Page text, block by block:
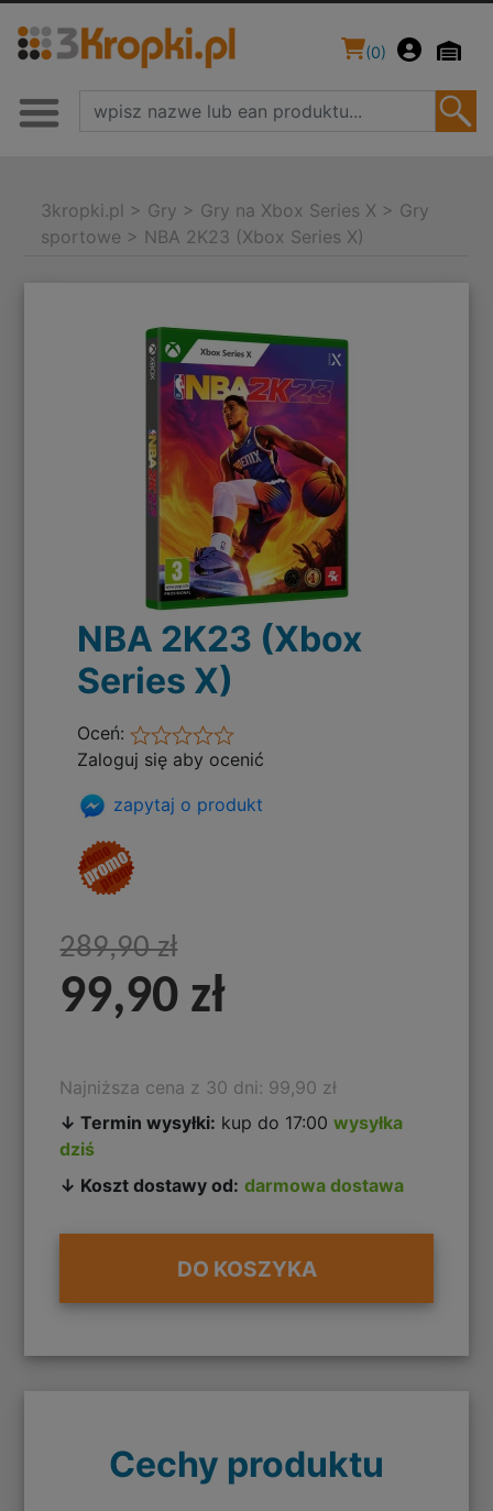
(0)
3kropki.pl > Gry > Gry na Xbox Series X > Gry
sportowe > NBA 2K23 (Xbox Series X)
NBA 2K23 (Xbox
Series X)
Oceń:
Zaloguj się aby ocenić
zapytaj o produkt
289,90 zł
99,90 zł
Najniższa cena z 30 dni: 99,90 zł
↓ Termin wysyłki: kup do 17:00wysyłka
dziś
↓ Koszt dostawy od: darmowa dostawa
DO KOSZYKA
Cechy produktu